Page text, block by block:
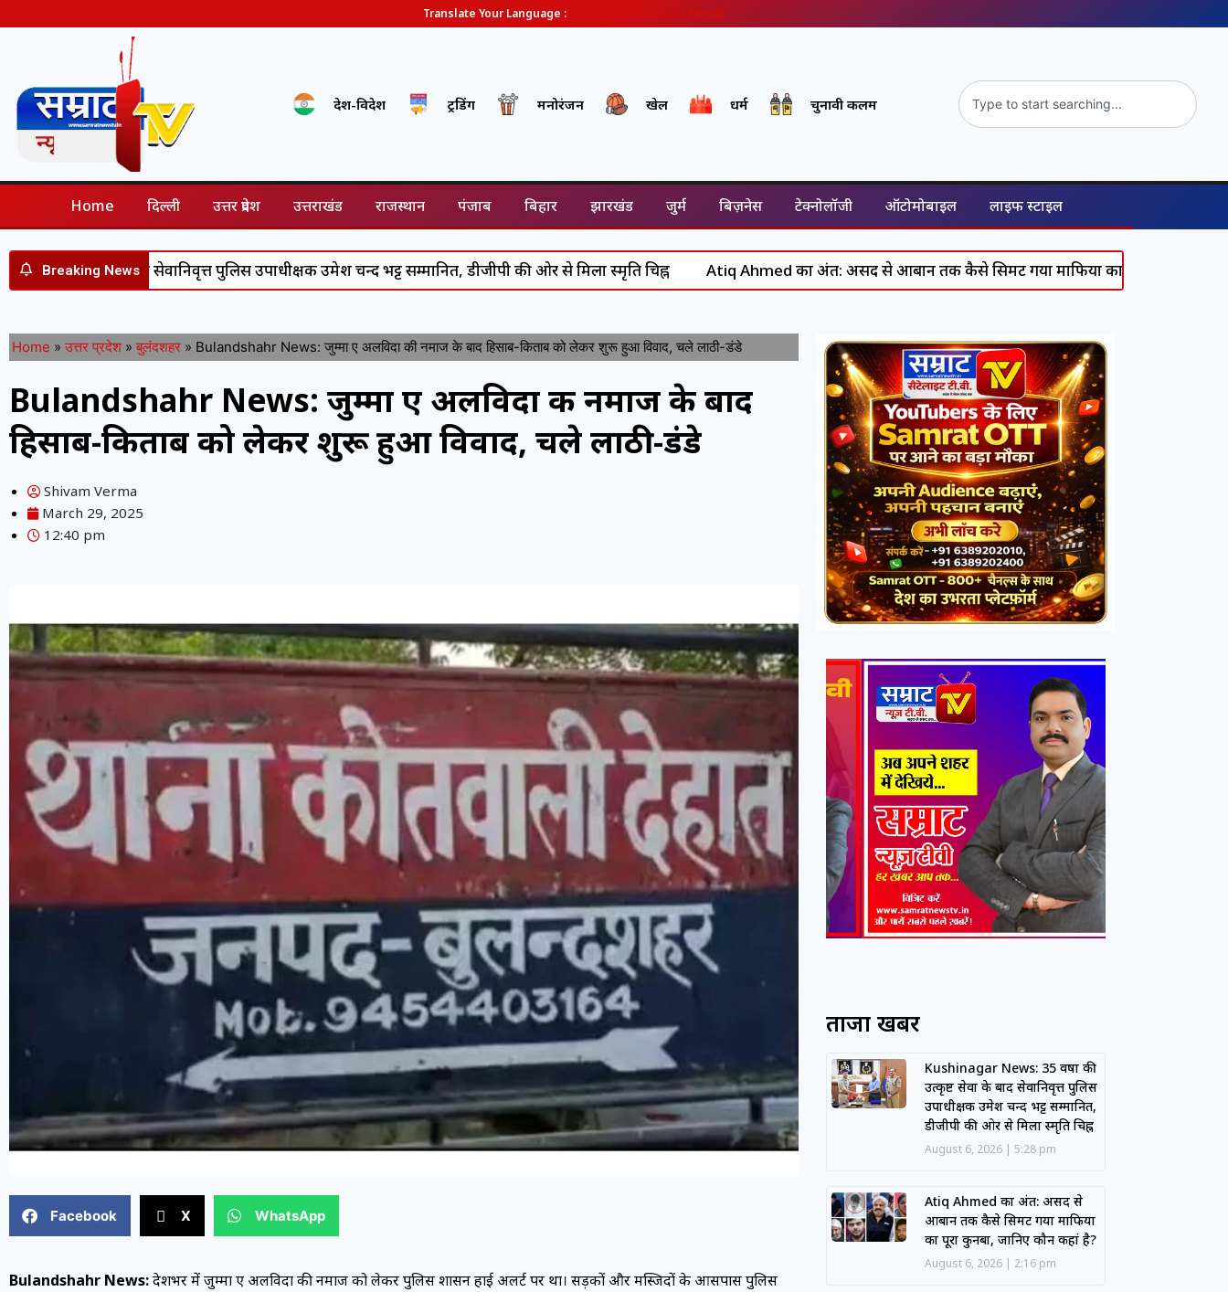
Translate Your Language : Hindi
देश-विदेश ट्रेंडिंग मनोरंजन खेल धर्म चुनावी कलम
Home दिल्ली उत्तर प्रदेश उत्तराखंड राजस्थान पंजाब बिहार झारखंड जुर्म बिज़नेस टेक्नोलॉजी ऑटोमोबाइल लाइफ स्टाइल
Breaking News
के बाद सेवानिवृत्त पुलिस उपाधीक्षक उमेश चन्द भट्ट सम्मानित, डीजीपी की ओर से मिला स्मृति चिह्न Atiq Ahmed का अंत: असद से आबान तक कैसे सिमट गया माफिया का पूरा कुनबा, जानिए कौन कहां
Home » उत्तर प्रदेश » बुलंदशहर » Bulandshahr News: जुम्मा ए अलविदा की नमाज के बाद हिसाब-किताब को लेकर शुरू हुआ विवाद, चले लाठी-डंडे
Bulandshahr News: जुम्मा ए अलविदा की नमाज के बाद
हिसाब-किताब को लेकर शुरू हुआ विवाद, चले लाठी-डंडे
Shivam Verma
March 29, 2025
12:40 pm
Facebook X WhatsApp
Bulandshahr News:प्रदेशभर में जुम्मा ए अलविदा की नमाज को लेकर पुलिस प्रशासन हाई अलर्ट पर था। सड़कों और मस्जिदों के आसपास पुलिस
ताजा खबरें
Kushinagar News: 35 वर्षों की
उत्कृष्ट सेवा के बाद सेवानिवृत्त पुलिस
उपाधीक्षक उमेश चन्द भट्ट सम्मानित,
डीजीपी की ओर से मिला स्मृति चिह्न
August 6, 2026 5:28 pm
Atiq Ahmed का अंत: असद से
आबान तक कैसे सिमट गया माफिया
का पूरा कुनबा, जानिए कौन कहां है?
August 6, 2026 2:16 pm